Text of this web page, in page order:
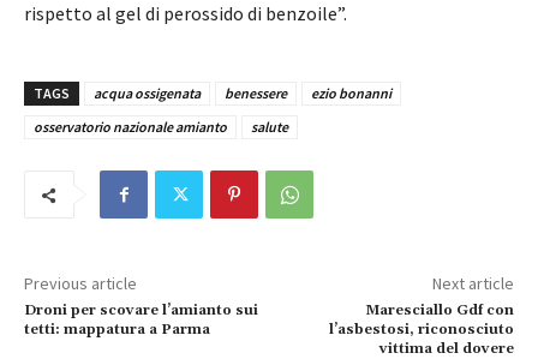
rispetto al gel di perossido di benzoile”.
TAGS acqua ossigenata benessere
ezio bonanni
osservatorio nazionale amianto
salute
Previous article
Droni per scovare l’amianto sui
tetti: mappatura a Parma
Next article
Maresciallo Gdf con
l’asbestosi, riconosciuto
vittima del dovere